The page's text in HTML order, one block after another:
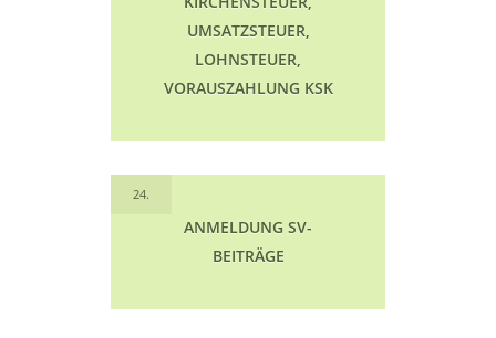
UMSATZSTEUER,
LOHNSTEUER,
VORAUSZAHLUNG KSK
24.
ANMELDUNG SV-
BEITRÄGE